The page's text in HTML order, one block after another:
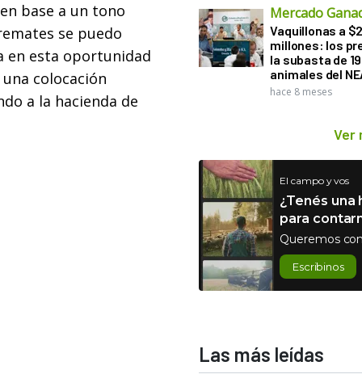
base a un tono
se puedo
en esta oportunidad
colocación
a la hacienda de
Mercado
Vaquillonas a
millones: los
la subasta de
animales del
hace 8 meses
Ver
El campo y vos
¿Tenés una
para
Queremos
Escribinos
Las más leídas